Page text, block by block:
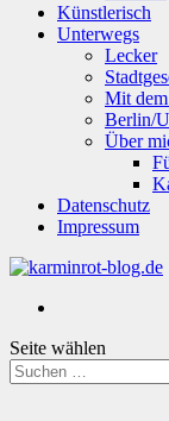
Künstlerisch
Unterwegs
Lecker
Mit
Berlin/
Über
Datenschutz
Impressum
Seite wählen